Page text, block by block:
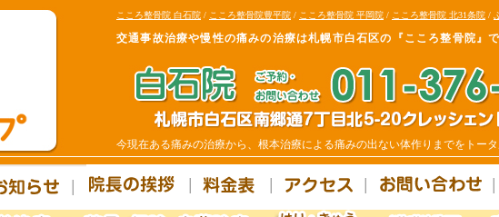
こころ整骨院 白石院 / こころ整骨院豊平院 / こころ整骨院 平岡院 / こころ整骨院 北31条院 /
交通事故治療や慢性の痛みの治療は札幌市白石区の『こころ整骨院』で
今現在ある痛みの治療から、根本治療による痛みの出ない体作りまでをトータ